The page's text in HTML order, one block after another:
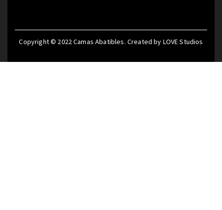
Copyright © 2022Camas Abatibles. Created by LOVE Studios